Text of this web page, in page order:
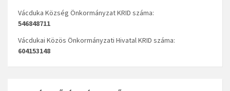
Vácduka Község Önkormányzat KRID száma:
546848711
Vácdukai Közös Önkormányzati Hivatal KRID száma:
604153148